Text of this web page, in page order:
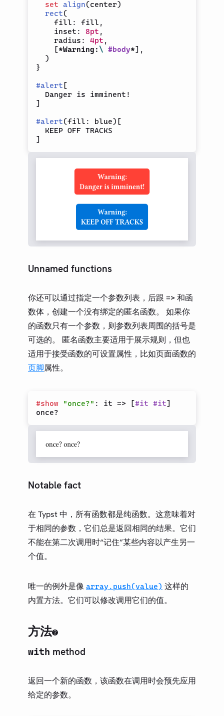
set align(center)
rect(
    fill
: fill ,
    inset
: 8pt ,
    radius
: 4pt ,
[*Warning: \ #body*] ,
)
}
#alert [
]
#alert(fill : blue) [
]
Unnamed functions
你还可以通过指定一个参数列表，后跟 => 和函
数体，创建一个没有绑定的匿名函数。 如果你
的函数只有一个参数，则参数列表周围的括号是
可选的。 匿名函数主要适用于展示规则，但也
适用于接受函数的可设置属性，比如页面函数的
页脚属性。
#show "once?" : it => [#it #it]
Notable fact
在 Typst 中，所有函数都是纯函数。这意味着对
于相同的参数，它们总是返回相同的结果。它们
不能在第二次调用时“记住”某些内容以产生另一
个值。
唯一的例外是像 array.push(value) 这样的
内置方法。它们可以修改调用它们的值。
方法
with method
返回一个新的函数，该函数在调用时会预先应用
给定的参数。